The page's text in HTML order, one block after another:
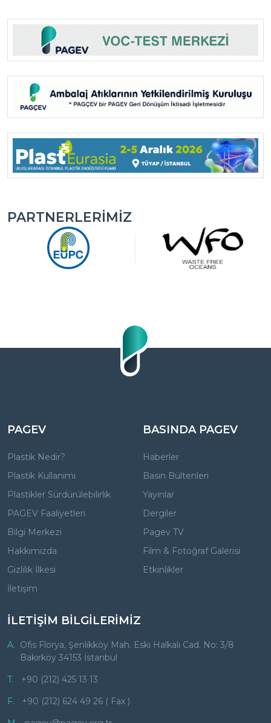
PARTNERLERIMIZ
PAGEV
Plastik Nedir?
Plastik Kullanımı
Plastikler Sürdürülebilirlik
PAGEV Faaliyetleri
Bilgi Merkezi
Hakkımızda
Gizlilik İlkesi
İletişim
BASINDA PAGEV
Haberler
Basın Bültenleri
Yayınlar
Dergiler
Pagev TV
Film & Fotoğraf Galerisi
Etkinlikler
İLETİŞİM BİLGİLERİMİZ
A. Ofis Florya, Şenlikköy Mah. Eski Halkalı Cad. No: 3/8
Bakırköy 34153 İstanbul
T.
+90 (212) 425 13 13
F.
+90 (212) 624 49 26 ( Fax )